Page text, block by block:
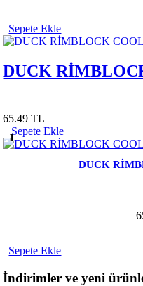
Sepete Ekle
DUCK
65.49 TL
1
Sepete Ekle
DUCK
Sepete Ekle
İndirimler ve yeni